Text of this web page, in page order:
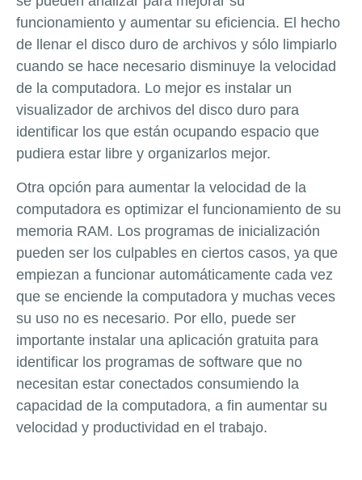
funcionamiento y aumentar su eficiencia. El hecho
de llenar el disco duro de archivos y sólo limpiarlo
cuando se hace necesario disminuye la velocidad
de la computadora. Lo mejor es instalar un
visualizador de archivos del disco duro para
identificar los que están ocupando espacio que
pudiera estar libre y organizarlos mejor.
Otra opción para aumentar la velocidad de la
computadora es optimizar el funcionamiento de su
memoria RAM. Los programas de inicialización
pueden ser los culpables en ciertos casos, ya que
empiezan a funcionar automáticamente cada vez
que se enciende la computadora y muchas veces
su uso no es necesario. Por ello, puede ser
importante instalar una aplicación gratuita para
identificar los programas de software que no
necesitan estar conectados consumiendo la
capacidad de la computadora, a fin aumentar su
velocidad y productividad en el trabajo.